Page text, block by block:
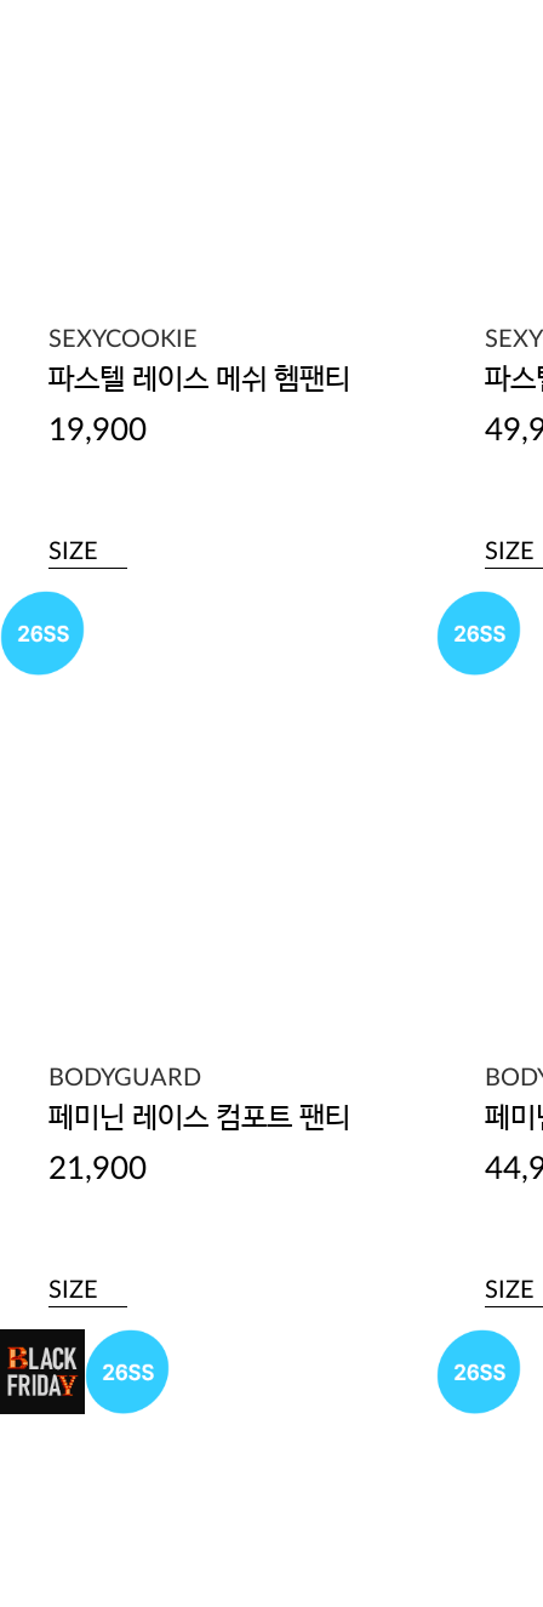
SEXYCOOKIE
파스텔 레이스 메쉬 헴팬티
19,900
SIZE
파스
SIZE
BODYGUARD
페미닌 레이스 컴포트 팬티
21,900
SIZE
페미
SIZE